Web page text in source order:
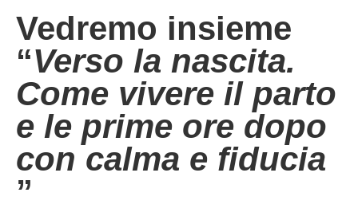
Vedremo insieme
“Verso la nascita.
Come vivere il parto
e le prime ore dopo
con calma e fiducia
”